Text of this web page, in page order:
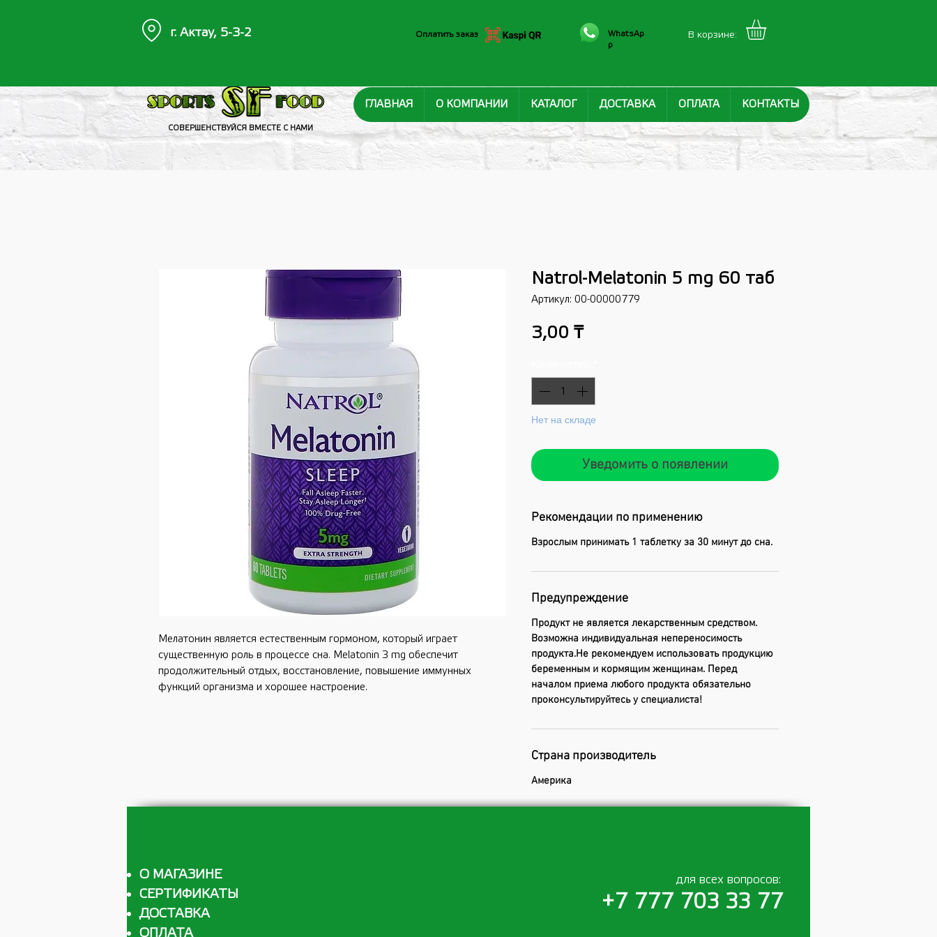
СОВЕРШЕНСТВУЙСЯ ВМЕСТЕ С НАМИ
ГЛАВНАЯ О КОМПАНИИ КАТАЛОГ ДОСТАВКА ОПЛАТА КОНТАКТЫ
г. Актау, 5-3-2 Оплатить заказ
WhatsAp
p
В корзине:
Мелатонин является естественным гормоном, который играет
существенную роль в процессе сна. Melatonin 3 mg обеспечит
продолжительный отдых, восстановление, повышение иммунных
функций организма и хорошее настроение.
Natrol-Melatonin 5 mg 60 таб
Артикул: 00-00000779
3,00 ₸Цена
Нет на складе
Уведомить о появлении
Рекомендации по применению
Взрослым принимать 1 таблетку за 30 минут до сна.
Предупреждение
Продукт не является лекарственным средством.
Возможна индивидуальная непереносимость
продукта.Не рекомендуем использовать продукцию
беременным и кормящим женщинам. Перед
началом приема любого продукта обязательно
проконсультируйтесь у специалиста!
Страна производитель
Америка
О МАГАЗИНЕ
СЕРТИФИКАТЫ
ДОСТАВКА
ОПЛАТА
+7 777 703 33 77
для всех вопросов: